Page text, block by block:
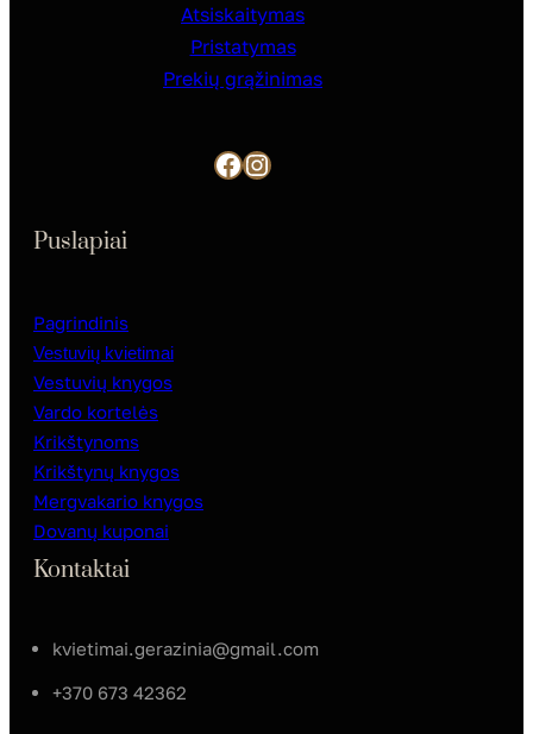
Atsiskaitymas
Pristatymas
Prekių grąžinimas
Facebook Instagram
Puslapiai
Pagrindinis
Vestuvių kvietimai
Vestuvių knygos
Vardo kortelės
Krikštynoms
Krikštynų knygos
Mergvakario knygos
Dovanų kuponai
Kontaktai
kvietimai.gerazinia@gmail.com
+370 673 42362